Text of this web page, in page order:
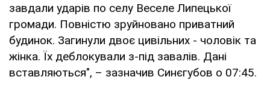
завдали ударів по селу Веселе Липецької
громади. Повністю зруйновано приватний
будинок. Загинули двоє цивільних - чоловік та
жінка. Їх деблокували з-під завалів. Дані
вставляються", – зазначив Синєгубов о 07:45.